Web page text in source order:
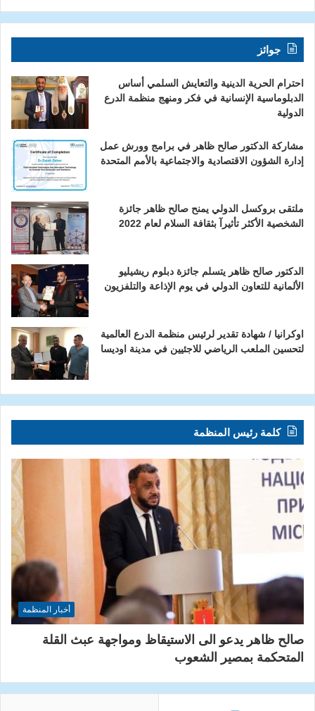
جوائز
احترام الحرية الدينية والتعايش السلمي أساس
الدبلوماسية الإنسانية في فكر ومنهج منظمة الدرع
الدولية
مشاركة الدكتور صالح ظاهر في برامج وورش عمل
إدارة الشؤون الاقتصادية والاجتماعية بالأمم المتحدة
ملتقى بروكسل الدولي يمنح صالح ظاهر جائزة
الشخصية الأكثر تأثيرآ بثقافة السلام لعام 2022
الدكتور صالح ظاهر يتسلم جائزة دبلوم ريشيليو
الألمانية للتعاون الدولي في يوم الإذاعة والتلفزيون
اوكرانيا / شهادة تقدير لرئيس منظمة الدرع العالمية
لتحسين الملعب الرياضي للاجئيين في مدينة اوديسا
كلمة رئيس المنظمة
أخبار المنظمة
صالح ظاهر يدعو الى الاستيقاظ ومواجهة عبث القلة
المتحكمة بمصير الشعوب